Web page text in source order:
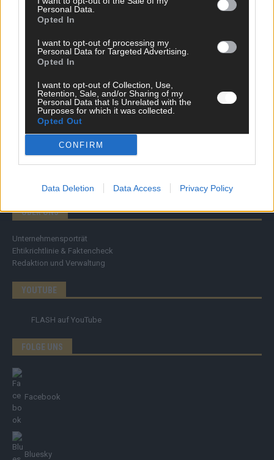
Personal Data.
Opted In
I want to opt-out of processing my
Personal Data for Targeted Advertising.
Opted In
I want to opt-out of Collection, Use,
Retention, Sale, and/or Sharing of my
Personal Data that Is Unrelated with the
Purposes for which it was collected.
Opted Out
CONFIRM
Data Deletion Data Access Privacy Policy
Money Matters
Tipps & Tricks
Specials
Meinung
Eurovision
FLASH – DAS VIDEOPORTAL
ÜBER UNS
Unternehmensporträt
Ehtikrichtlinie & Faktencheck
Redaktion und Verwaltung
YOUTUBE
FLASH auf YouTube
FOLGE UNS
Facebook
Bluesky